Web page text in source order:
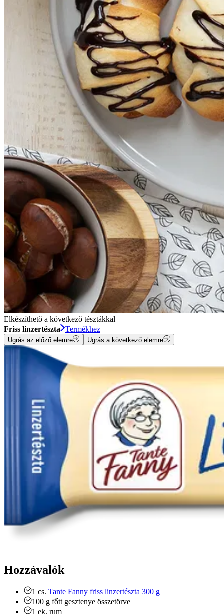
Elkészíthető a következő tésztákkal
Friss linzertészta
Termékhez
Ugrás az előző elemre Ugrás a következő elemre
Hozzávalók
1 cs. Tante Fanny friss linzertészta 300 g
100 g főtt gesztenye összetörve
1 ek. rum